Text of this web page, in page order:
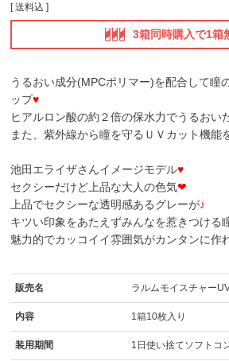
送料込
3箱同時購入で1箱
うるおい成分(MPCポリマー)を配合して瞳
ップ♥
ヒアルロン酸の約２倍の保水力でうるおい
また、紫外線から瞳を守るＵＶカット機能
池田エライザさんイメージモデル♥
セクシーだけど上品な大人の色気❤
上品でセクシーな透明感あるグレーが♪
キツい印象をあたえずみんなを惹きつける
魅力的でカッコイイ雰囲気がカンタンに作
販売名 ラルムモイスチャー
内容 1箱10枚入り
装用期間 1日使い捨てソフトコ